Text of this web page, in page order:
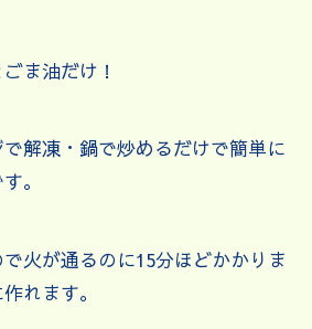
ま油だけ！
解凍・鍋で炒めるだけで簡単に
。
火が通るのに15分ほどかかりま
れます。